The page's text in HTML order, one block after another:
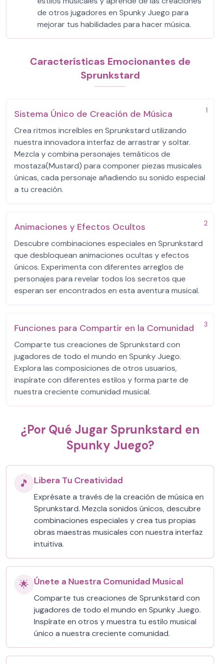
de otros jugadores en Spunky Juego para
mejorar tus habilidades para hacer música.
Características Emocionantes de
Sprunkstard
1
Sistema Único de Creación de Música
Crea ritmos increíbles en Sprunkstard utilizando
nuestra innovadora interfaz de arrastrar y soltar.
Mezcla y combina personajes temáticos de
mostaza(Mustard) para componer piezas musicales
únicas, cada personaje añadiendo su sonido especial
a tu creación.
2
Animaciones y Efectos Ocultos
Descubre combinaciones especiales en Sprunkstard
que desbloquean animaciones ocultas y efectos
únicos. Experimenta con diferentes arreglos de
personajes para revelar todos los secretos que
esperan ser encontrados en esta aventura musical.
3
Funciones para Compartir en la Comunidad
Comparte tus creaciones de Sprunkstard con
jugadores de todo el mundo en Spunky Juego.
Explora las composiciones de otros usuarios,
inspírate con diferentes estilos y forma parte de
nuestra creciente comunidad musical.
¿Por Qué Jugar Sprunkstard en
Spunky Juego?
🎵 Libera Tu Creatividad
Exprésate a través de la creación de música en
Sprunkstard. Mezcla sonidos únicos, descubre
combinaciones especiales y crea tus propias
obras maestras musicales con nuestra interfaz
intuitiva.
🌟 Únete a Nuestra Comunidad Musical
Comparte tus creaciones de Sprunkstard con
jugadores de todo el mundo en Spunky Juego.
Inspírate en otros y muestra tu estilo musical
único a nuestra creciente comunidad.